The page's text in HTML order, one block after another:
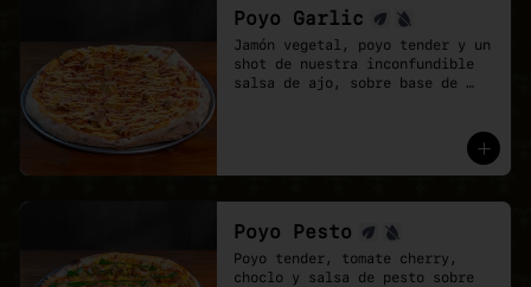
Poyo Garlic
Jamón vegetal, poyo tender y un
shot de nuestra inconfundible
salsa de ajo, sobre base de
Poyo Pesto
Poyo tender, tomate cherry,
choclo y salsa de pesto sobre